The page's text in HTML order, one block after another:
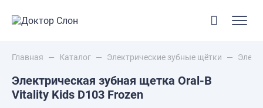
Главная — Каталог — Электрические зубные щётки —
Электрическая зубная щетка Oral-B
Vitality Kids D103 Frozen